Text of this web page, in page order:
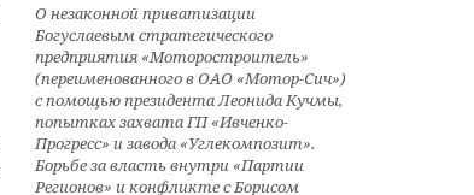
О незаконной приватизации
Богуслаевым стратегического
предприятия «Моторостроитель»
(переименованного в ОАО «Мотор-Сич»)
с помощью президента Леонида Кучмы,
попытках захвата ГП «Ивченко-
Прогресс» и завода «Углекомпозит».
Борьбе за власть внутри «Партии
Регионов» и конфликте с Борисом